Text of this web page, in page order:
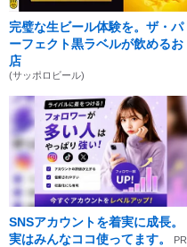
完璧な生ビール体験を。ザ・パ
ーフェクト黒ラベルが飲めるお
店
(サッポロビール)
SNSアカウントを着実に成長。
実はみんなココ使ってます。
PR